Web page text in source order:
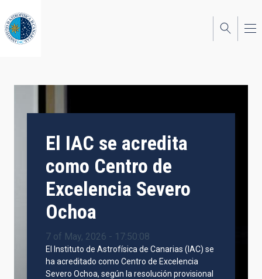
to
main
content
El IAC se acredita
como Centro de
Excelencia Severo
Ochoa
7 of May, 2026 - 17:50:08
El Instituto de Astrofísica de Canarias (IAC) se
ha acreditado como Centro de Excelencia
Severo Ochoa, según la resolución provisional